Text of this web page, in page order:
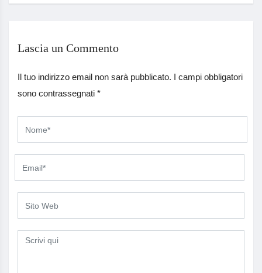
Lascia un Commento
Il tuo indirizzo email non sarà pubblicato. I campi obbligatori
sono contrassegnati *